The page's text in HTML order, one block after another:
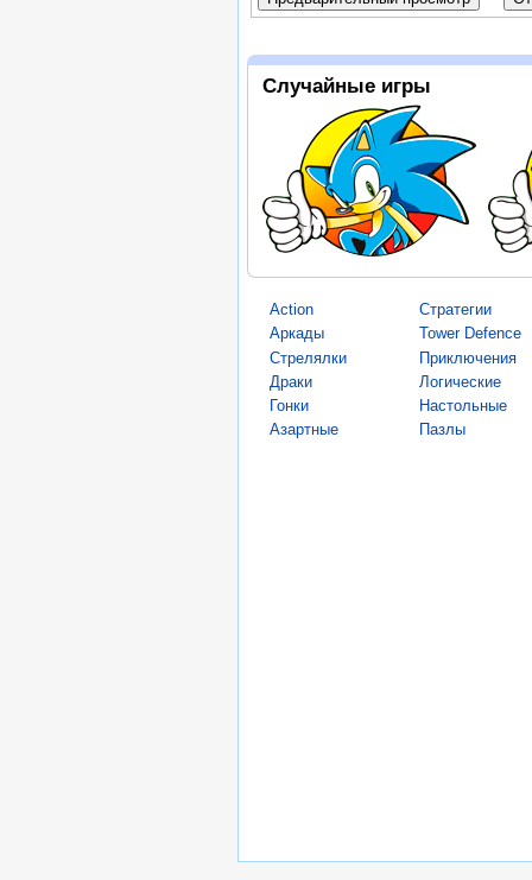
Случайные игры
Action
Аркады
Стрелялки
Драки
Гонки
Азартные
Стратегии
Tower Defence
Приключения
Логические
Настольные
Пазлы